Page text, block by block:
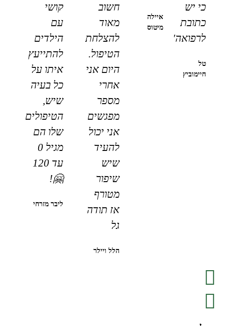
כי יש
כתובת
לרפואה"
טל
חיימוביץ
איילה
מיטוס
חשוב
מאוד
להצלחת
הטיפול.
היום אני
אחרי
מספר
מפגשים
אני יכול
להעיד
שיש
שיפור
מטורף
אז תודה
גל
הלל ויילר
קושי
עם
הילדים
להתייעץ
איתו על
כל בעיה
שיש,
הטיפולים
שלו הם
מגיל 0
עד 120
🤗!
ליבר מזרחי